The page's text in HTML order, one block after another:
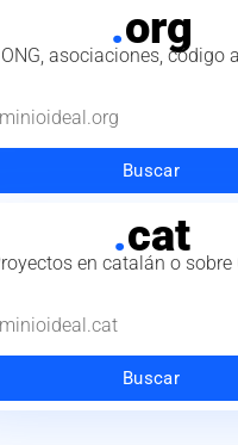
.org
ONG, asociaciones, código
Buscar
.cat
en catalán o sobre
Buscar